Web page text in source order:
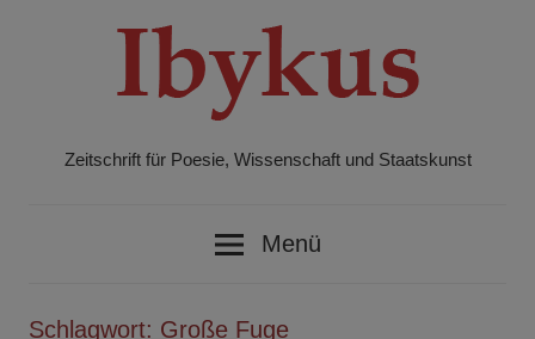
Zeitschrift für Poesie, Wissenschaft und Staatskunst
Menü
Schlagwort: Große Fuge